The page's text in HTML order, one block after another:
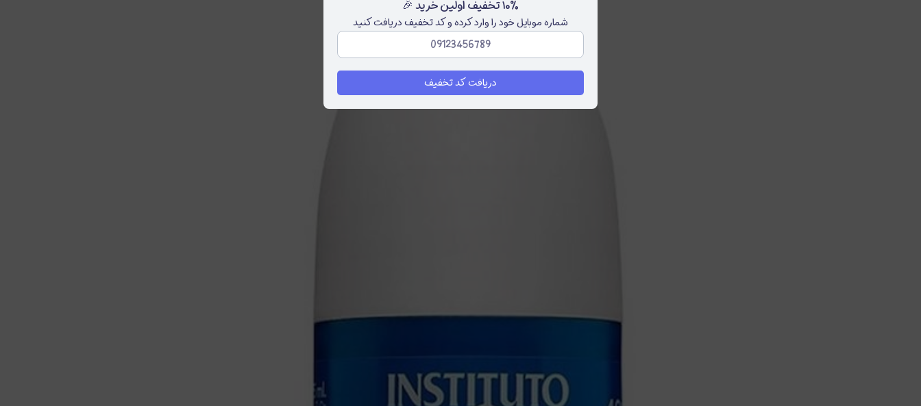
۱۰٪ تخفیف اولین خرید 🎉
شماره موبایل خود را وارد کرده و کد تخفیف دریافت کنید
دریافت کد تخفیف